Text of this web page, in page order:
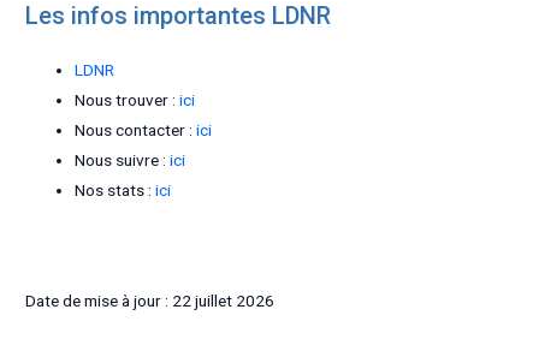
Les infos importantes LDNR
LDNR
Nous trouver :ici
Nous contacter :ici
Nous suivre :ici
Nos stats :ici
Date de mise à jour : 22 juillet 2026